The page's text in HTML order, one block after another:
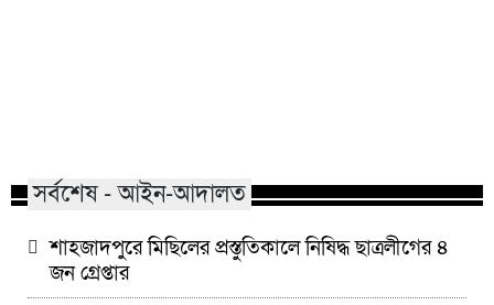
সর্বশেষ - আইন-আদালত
শাহজাদপুরে মিছিলের প্রস্তুতিকালে নিষিদ্ধ ছাত্রলীগের ৪
জন গ্রেপ্তার